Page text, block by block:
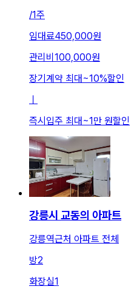
/1주
임대료450,000원
관리비 100,000원
장기계약 최대~10%할인
ㅣ
즉시입주 최대~1만 원할인
강릉시 교동의 아파트
강릉역근처 아파트 전체
방2
화장실1